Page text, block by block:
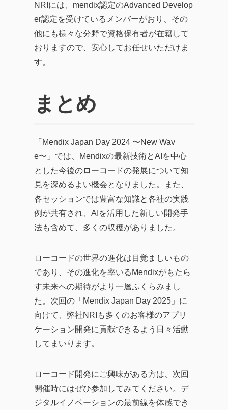
NRIには、mendix認定のAdvanced Develop
er認定を受けているメンバーがおり、その
他にも様々な分野で資格保有者が在籍して
おりますので、安心してお任せいただけま
す。
まとめ
「Mendix Japan Day 2024 〜New Wav
e〜」では、Mendixの最新技術とAIを中心
とした今後のローコードの発展について知
見を深めるよい機会となりました。また、
各セッションでは豊富な知識と各社の実践
例が共有され、AIを活用した新しい開発手
法も含めて、多くの収穫がありました。
ローコードの世界の進化は目覚ましいもの
であり、その進化を率いるMendixがもたら
す未来への期待がより一層ふくらみまし
た。次回の「Mendix Japan Day 2025」に
向けて、弊社NRIも多くのお客様のアプリ
ケーション開発に貢献できるよう日々活動
してまいります。
ローコード開発にご興味がある方は、次回
開催時にはぜひ参加してみてください。デ
ジタルイノベーションの最前線を体感でき